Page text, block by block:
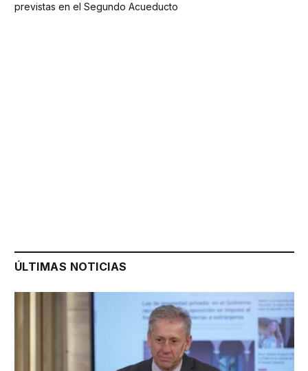
previstas en el Segundo Acueducto
ÚLTIMAS NOTICIAS